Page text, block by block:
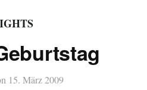
15. März 2009